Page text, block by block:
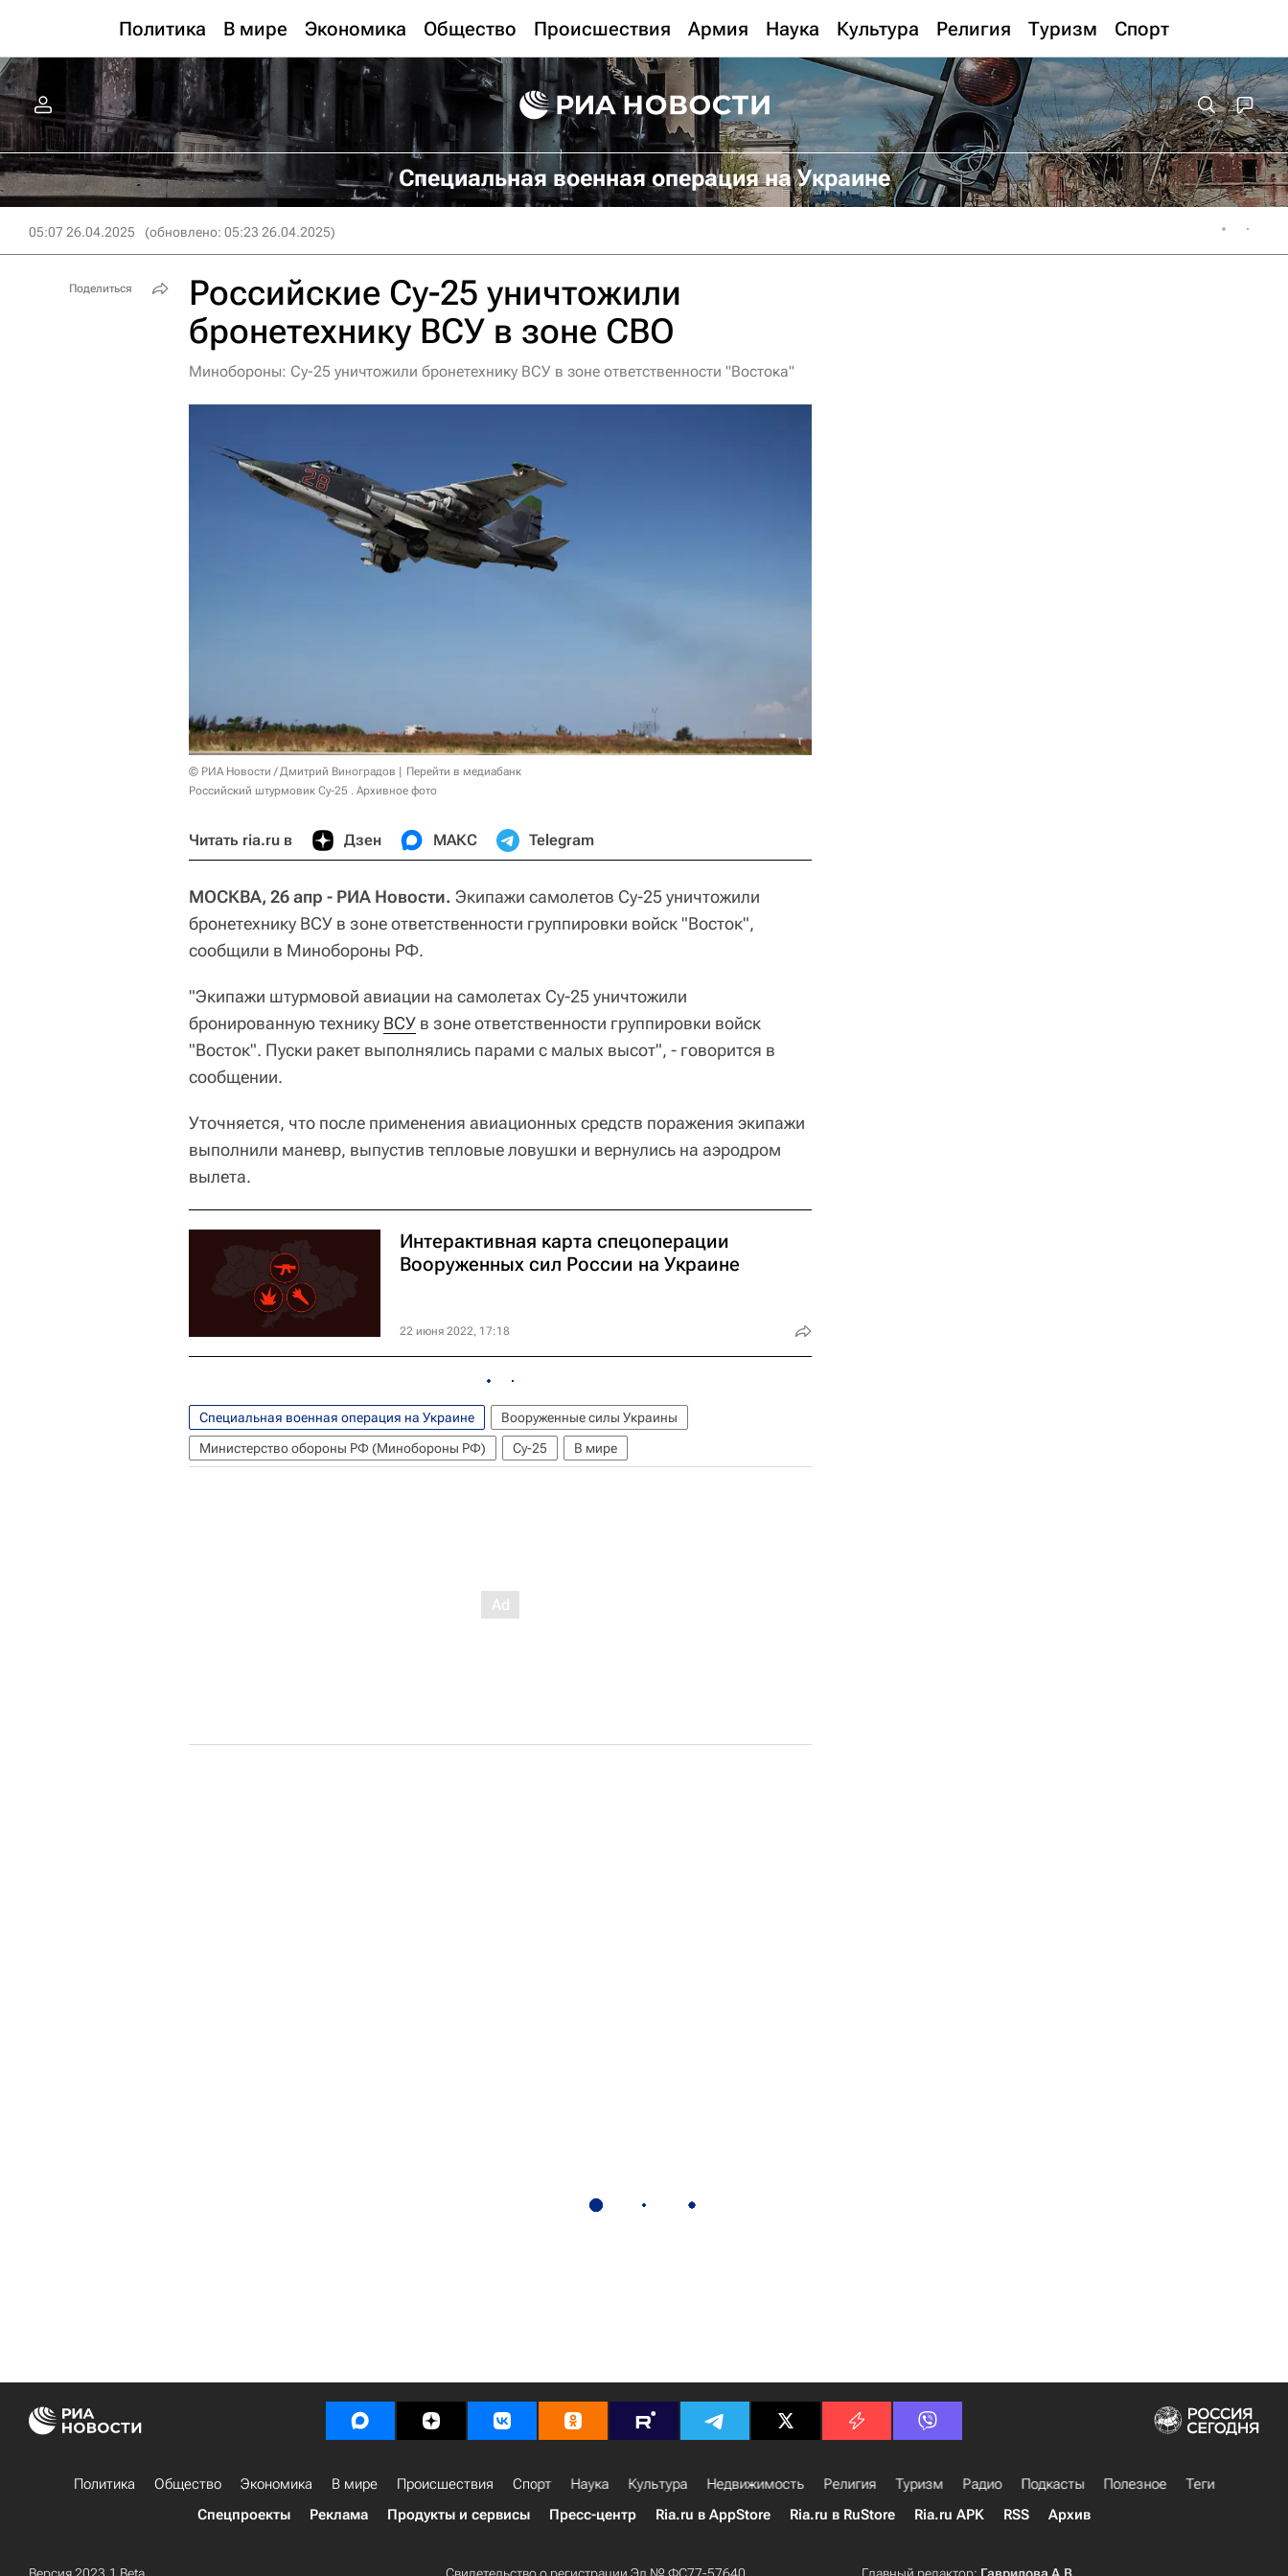
Политика В мире Экономика Общество Происшествия Армия Наука Культура Религия Туризм Спорт
Специальная военная операция на Украине
05:07 26.04.2025 (обновлено: 05:23 26.04.2025)
Российские Су-25 уничтожили
бронетехнику ВСУ в зоне СВО
Минобороны: Су-25 уничтожили бронетехнику ВСУ в зоне ответственности "Востока"
© РИА Новости / Дмитрий Виноградов
Перейти в медиабанк
Российский штурмовик Су-25 . Архивное фото
Читать ria.ru в Дзен МАКС Telegram
МОСКВА, 26 апр - РИА Новости. Экипажи самолетов Су-25 уничтожили
бронетехнику ВСУ в зоне ответственности группировки войск "Восток",
сообщили в Минобороны РФ.
"Экипажи штурмовой авиации на самолетах Су-25 уничтожили
бронированную технику ВСУ в зоне ответственности группировки войск
"Восток". Пуски ракет выполнялись парами с малых высот", - говорится в
сообщении.
Уточняется, что после применения авиационных средств поражения экипажи
выполнили маневр, выпустив тепловые ловушки и вернулись на аэродром
вылета.
Интерактивная карта спецоперации
Вооруженных сил России на Украине
22 июня 2022, 17:18
Специальная военная операция на Украине
Вооруженные силы Украины
Министерство обороны РФ (Минобороны РФ)
Су-25 В мире
Поделиться
Политика Общество Экономика В мире Происшествия Спорт Наука Культура Недвижимость Религия Туризм Радио Подкасты Полезное
Теги
Спецпроекты
Реклама Продукты и сервисы Пресс-центр Ria.ru в AppStore Ria.ru в RuStore Ria.ru APK RSS Архив